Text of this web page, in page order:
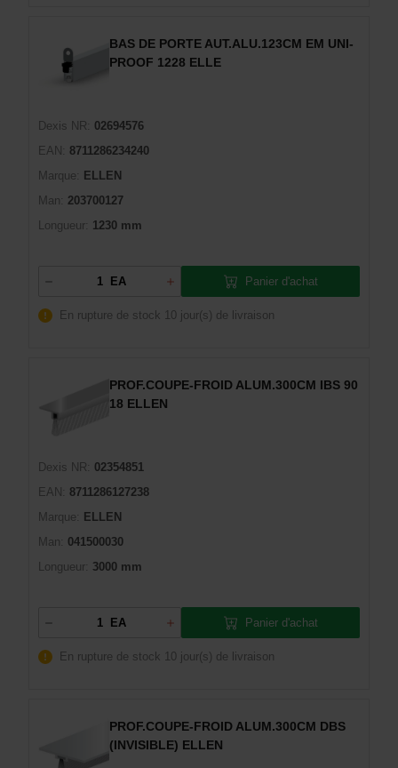
BAS DE PORTE AUT.ALU.123CM EM UNI-
PROOF 1228 ELLE
Dexis NR:
02694576
EAN:
8711286234240
Marque:
ELLEN
Man: 203700127
Longueur: 1230 mm
EA Panier d'achat
En rupture de stock 10 jour(s) de livraison
PROF.COUPE-FROID ALUM.300CM IBS 90
18 ELLEN
Dexis NR:
02354851
EAN:
8711286127238
Marque:
ELLEN
Man:
041500030
Longueur: 3000 mm
EA Panier d'achat
En rupture de stock 10 jour(s) de livraison
PROF.COUPE-FROID ALUM.300CM DBS
(INVISIBLE) ELLEN